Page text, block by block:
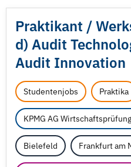
Praktikant /
d) Audit
Audit Innovation
Studentenjobs Praktika
KPMG AG
Bielefeld Frankfurt am